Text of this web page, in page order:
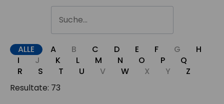
ALLE A B C D E F G
H
I
J K L M N O P
Q
R
S T U V W X Y
Z
Resultate: 73